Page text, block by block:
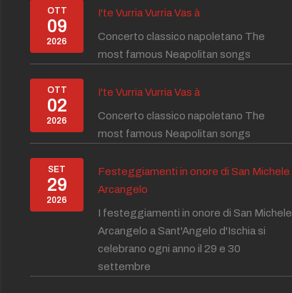
OTT
09
2026
I'te Vurria Vurria Vas à
Concerto classico napoletano The
most famous Neapolitan songs
OTT
02
2026
I'te Vurria Vurria Vas à
Concerto classico napoletano The
most famous Neapolitan songs
SET
29
2026
Festeggiamenti in onore di San Michele
Arcangelo
I festeggiamenti in onore di San Michele
Arcangelo a Sant'Angelo d'Ischia si
celebrano ogni anno il 29 e 30
settembre